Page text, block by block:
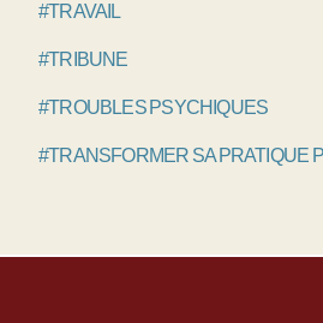
#TRAVAIL
#TRIBUNE
#TROUBLES PSYCHIQUES
#TRANSFORMER SA PRATIQUE